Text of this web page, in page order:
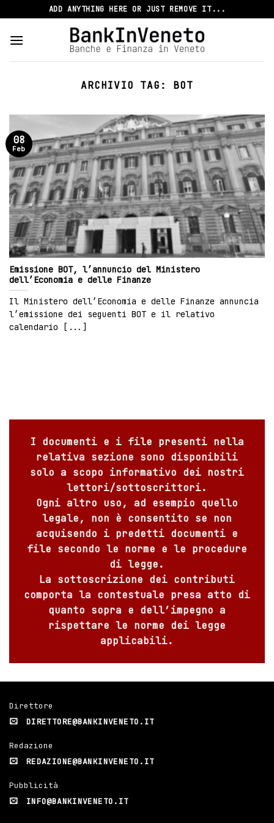
to
content
ADD ANYTHING HERE OR JUST REMOVE IT...
ARCHIVIO TAG: BOT
Emissione BOT, l’annuncio del Ministero
dell’Economia e delle Finanze
Il Ministero dell’Economia e delle Finanze annuncia
l’emissione dei seguenti BOT e il relativo
calendario [...]
08
Feb
I documenti e i file presenti nella
relativa sezione sono disponibili
solo a scopo informativo dei nostri
lettori/sottoscrittori.
Ogni altro uso, ad esempio quello
legale, non è consentito se non
acquisendo i predetti documenti e
file secondo le norme e le procedure
di legge.
La sottoscrizione dei contributi
comporta la contestuale presa atto di
quanto sopra e dell’impegno a
rispettare le norme dei legge
applicabili.
Direttore
DIRETTORE@BANKINVENETO.IT
Redazione
REDAZIONE@BANKINVENETO.IT
Pubblicità
INFO@BANKINVENETO.IT